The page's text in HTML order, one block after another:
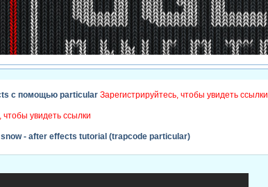
с помощью particular Зарегистрируйтесь, чтобы увидеть ссылки
чтобы увидеть ссылки
- after effects tutorial (trapcode particular)